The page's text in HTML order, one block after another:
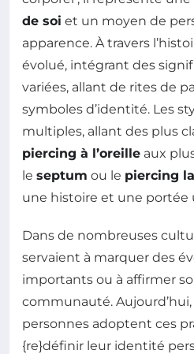
de soi et un moyen de
apparence. À travers
évolué, intégrant des
variées, allant de rites de
symboles d’identité. Les
multiples, allant des plus
piercing à l’oreille aux
le septum ou le piercing
une histoire et une portée
Dans de nombreuses
servaient à marquer des
importants ou à affirmer
communauté.
personnes adoptent ces
{re}définir leur identité